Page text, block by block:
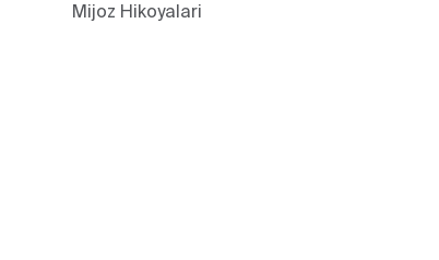
Mijoz Hikoyalari